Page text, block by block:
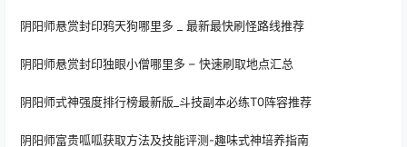
阴阳师悬赏封印鸦天狗哪里多 _ 最新最快刷怪路线推荐
阴阳师悬赏封印独眼小僧哪里多 – 快速刷取地点汇总
阴阳师式神强度排行榜最新版_斗技副本必练T0阵容推荐
阴阳师富贵呱呱获取方法及技能评测-趣味式神培养指南